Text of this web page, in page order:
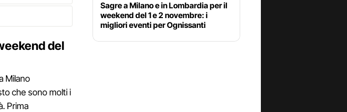
del
Milano
che sono molti i
Prima
Sagre a Milano e in Lombardia per il
weekend del 1 e 2 novembre: i
migliori eventi per Ognissanti